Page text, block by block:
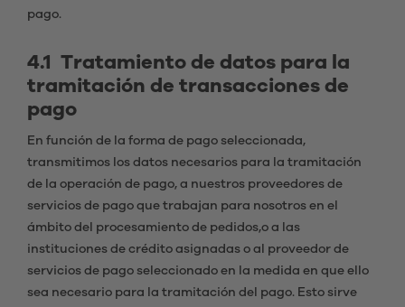
pago.
4.1 Tratamiento de datos para la
tramitación de transacciones de
pago
En función de la forma de pago seleccionada,
transmitimos los datos necesarios para la tramitación
de la operación de pago, a nuestros proveedores de
servicios de pago que trabajan para nosotros en el
ámbito del procesamiento de pedidos,o a las
instituciones de crédito asignadas o al proveedor de
servicios de pago seleccionado en la medida en que ello
sea necesario para la tramitación del pago. Esto sirve